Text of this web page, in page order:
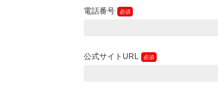
電話番号
公式サイトURL